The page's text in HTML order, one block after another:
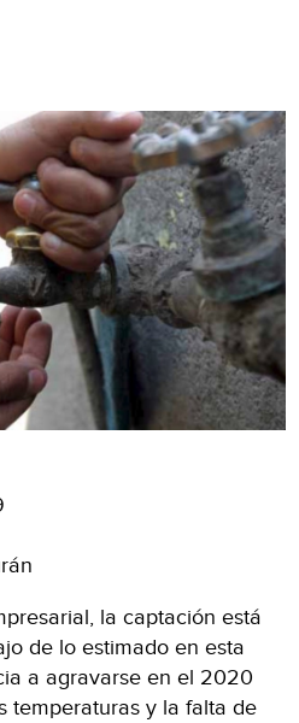
la captación está
de lo estimado en esta
a agravarse en el 2020
temperaturas y la falta de